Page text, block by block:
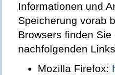
Informationen und
Speicherung vorab
Browsers finden
nachfolgenden
Mozilla Firefox: